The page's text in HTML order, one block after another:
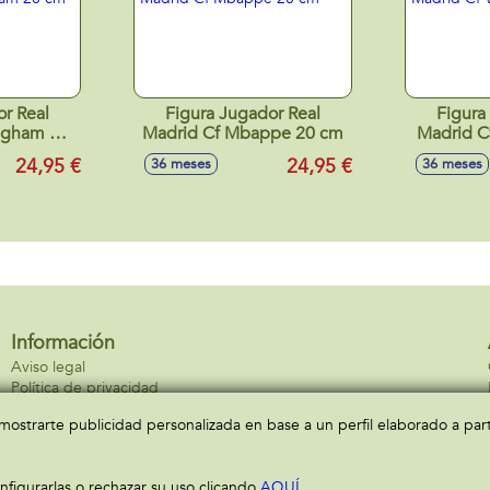
Real
24,95 €
Figura Jugador Real
Madrid Cf Mbappe 20 cm
36 meses 24,95 €
Madrid
36 meses
Información
Aviso legal
Política de privacidad
publicidad personalizada en base a un perfil elaborado a